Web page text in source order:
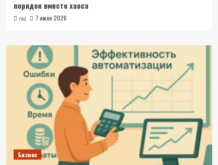
порядок вместо хаоса
raz 7 июля 2026
Бизнес